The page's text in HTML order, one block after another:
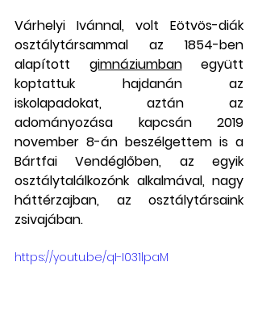
Várhelyi Ivánnal, volt Eötvös-diák
osztálytársammal az 1854-ben
alapított gimnáziumban együtt
koptattuk hajdanán az
iskolapadokat, aztán az
adományozása kapcsán 2019
november 8-án beszélgettem is a
Bártfai Vendéglőben, az egyik
osztálytalálkozónk alkalmával, nagy
háttérzajban, az osztálytársaink
zsivajában.
https://youtu.be/qI-I031lpaM